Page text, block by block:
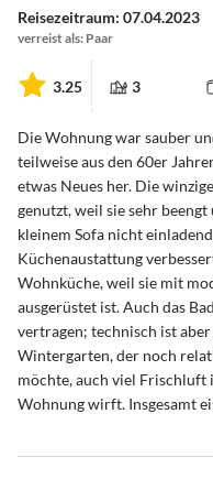
Reisezeitraum: 07.04.2023
verreist als: Paar
3.25 3
Die Wohnung war sauber
teilweise aus den 60er
etwas Neues her. Die
genutzt, weil sie sehr
kleinem Sofa nicht
Küchenaustattung
Wohnküche, weil sie mit
ausgerüstet ist. Auch das
vertragen; technisch ist
Wintergarten, der noch
möchte, auch viel Frischluft
Wohnung wirft. Insgesamt